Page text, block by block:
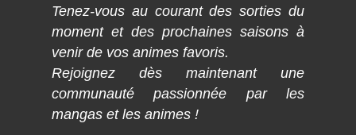
Tenez-vous au courant des sorties du
moment et des prochaines saisons à
venir de vos animes favoris.
Rejoignez dès maintenant une
communauté passionnée par les
mangas et les animes !